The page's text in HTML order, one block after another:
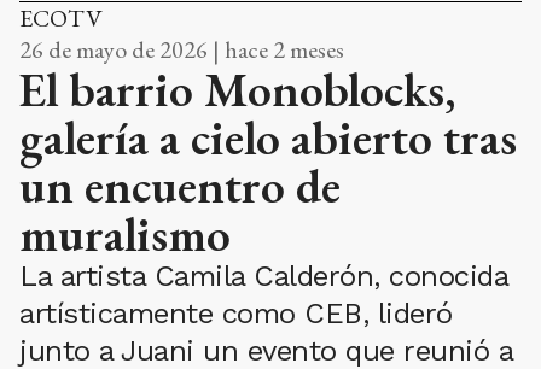
ECOTV
26 de mayo de 2026 | hace 2 meses
El barrio Monoblocks,
galería a cielo abierto tras
un encuentro de
muralismo
La artista Camila Calderón, conocida
artísticamente como CEB, lideró
junto a Juani un evento que reunió a